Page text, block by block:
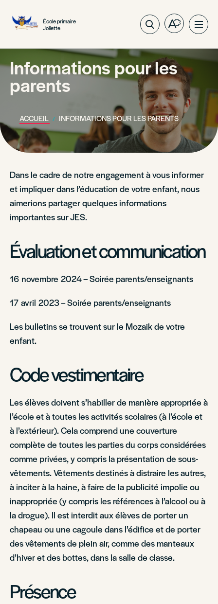
École primaire
Joliette
Ouvrez
barre
d'outilsdu
Informations pour les
parents
ACCUEIL INFORMATIONS POUR LES PARENTS
Dans le cadre de notre engagement à vous informer
et impliquer dans l’éducation de votre enfant, nous
aimerions partager quelques informations
importantes sur JES.
Évaluation et communication
16 novembre 2024 – Soirée parents/enseignants
17 avril 2023 – Soirée parents/enseignants
Les bulletins se trouvent sur le Mozaik de votre
enfant.
Code vestimentaire
Les élèves doivent s’habiller de manière appropriée à
l’école et à toutes les activités scolaires (à l’école et
à l’extérieur). Cela comprend une couverture
complète de toutes les parties du corps considérées
comme privées, y compris la présentation de sous-
vêtements. Vêtements destinés à distraire les autres,
à inciter à la haine, à faire de la publicité impolie ou
inappropriée (y compris les références à l’alcool ou à
la drogue). Il est interdit aux élèves de porter un
chapeau ou une cagoule dans l’édifice et de porter
des vêtements de plein air, comme des manteaux
d’hiver et des bottes, dans la salle de classe.
Présence